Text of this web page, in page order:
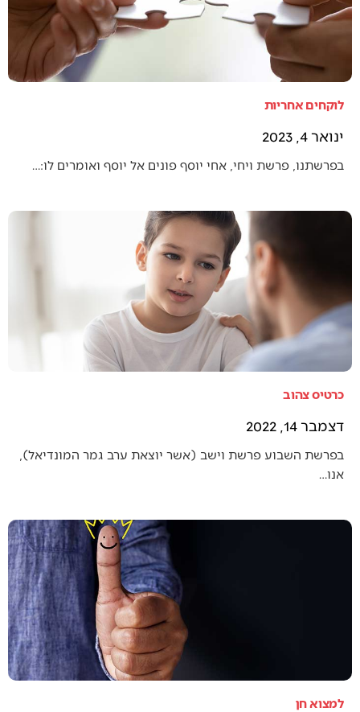
לוקחים אחריות
ינואר 4, 2023
בפרשתנו, פרשת ויחי, אחי יוסף פונים אל יוסף ואומרים לו:…
כרטיס צהוב
דצמבר 14, 2022
בפרשת השבוע פרשת וישב (אשר יוצאת ערב גמר המונדיאל),
אנו…
למצוא חן